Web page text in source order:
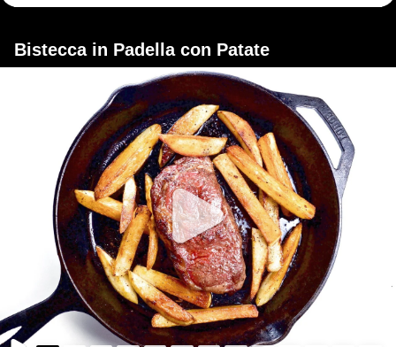
Bistecca in Padella con Patate